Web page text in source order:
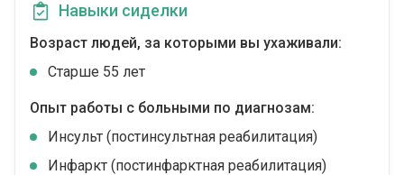
Навыки сиделки
Возраст людей, за которыми вы ухаживали:
Cтарше 55 лет
Опыт работы с больными по диагнозам:
Инсульт (постинсультная реабилитация)
Инфаркт (постинфарктная реабилитация)